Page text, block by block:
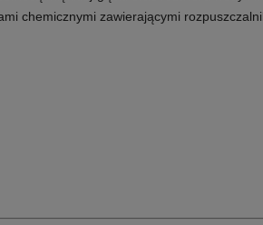
chemicznymi zawierającymi